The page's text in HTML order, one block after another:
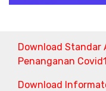
Download Standar
Penanganan
Download